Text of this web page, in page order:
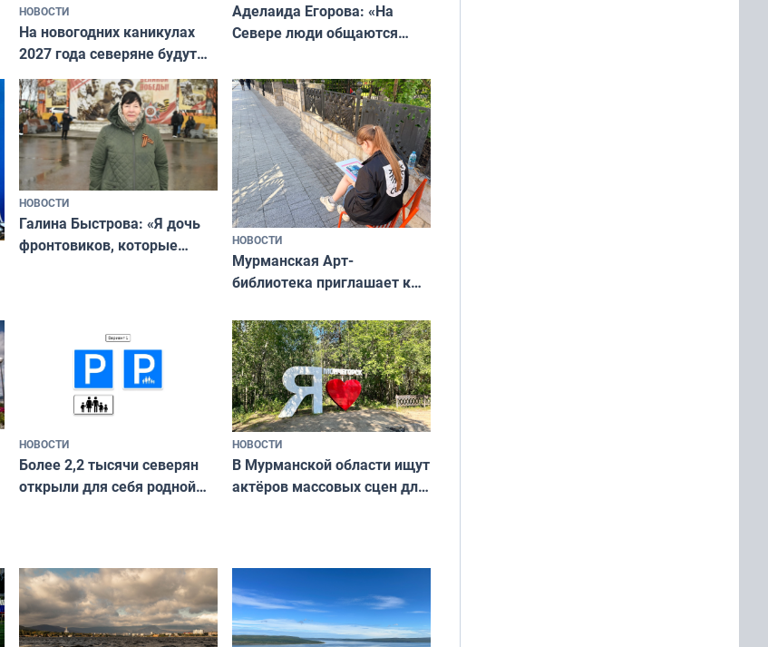
НОВОСТИ
На новогодних каникулах
2027 года северяне будут
отдыхать 11 дней
Аделаида Егорова: «На
Севере люди общаются
а потому что
ты им интересен»
НОВОСТИ
Галина Быстрова: «Я дочь
фронтовиков, которые
НОВОСТИ
Мурманская Арт-
библиотека приглашает к
и фотографов
НОВОСТИ
Более 2,2 тысячи северян
открыли для себя родной
НОВОСТИ
В Мурманской области ищут
актёров массовых сцен для